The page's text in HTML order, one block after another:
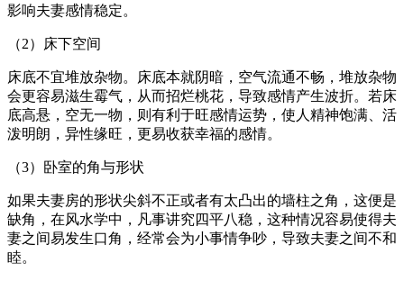
影响夫妻感情稳定。
（2）床下空间
床底不宜堆放杂物。床底本就阴暗，空气流通不畅，堆放杂物
会更容易滋生霉气，从而招烂桃花，导致感情产生波折。若床
底高悬，空无一物，则有利于旺感情运势，使人精神饱满、活
泼明朗，异性缘旺，更易收获幸福的感情。
（3）卧室的角与形状
如果夫妻房的形状尖斜不正或者有太凸出的墙柱之角，这便是
缺角，在风水学中，凡事讲究四平八稳，这种情况容易使得夫
妻之间易发生口角，经常会为小事情争吵，导致夫妻之间不和
睦。